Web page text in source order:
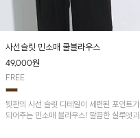
사선슬릿 민소매 쿨블라우스
49,000원
FREE
뒷판의 사선 슬릿 디테일이 세련된 포인트가
되어주는 민소매 블라우스! 깔끔한 실루엣과